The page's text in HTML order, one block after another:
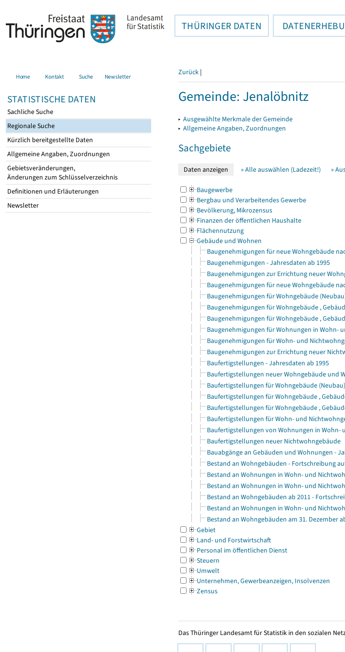
THÜRINGER DATEN
Home Kontakt Suche Newsletter
STATISTISCHE DATEN
Sachliche Suche
Regionale Suche
Kürzlich bereitgestellte Daten
Allgemeine Angaben, Zuordnungen
Gebietsveränderungen,
Änderungen zum Schlüsselverzeichnis
Definitionen und Erläuterungen
Newsletter
Zurück |
Gemeinde: Jenalöbnitz
▸ Ausgewählte Merkmale der Gemeinde
▸ Allgemeine Angaben, Zuordnungen
Sachgebiete
» Alle auswählen (Ladezeit!) »
Baugewerbe
Bergbau und Verarbeitendes Gewerbe
Bevölkerung, Mikrozensus
Finanzen der öffentlichen Haushalte
Flächennutzung
Gebäude und Wohnen
Baugenehmigungen für neue Wohngebäude
Baugenehmigungen - Jahresdaten ab 1995
Baugenehmigungen zur Errichtung neuer
Baugenehmigungen für neue Wohngebäude
Baugenehmigungen für Wohngebäude
Baugenehmigungen für Wohngebäude ,
Baugenehmigungen für Wohngebäude ,
Baugenehmigungen für Wohnungen in Wohn-
Baugenehmigungen für Wohn- und
Baugenehmigungen zur Errichtung neuer
Baufertigstellungen - Jahresdaten ab 1995
Baufertigstellungen neuer Wohngebäude und
Baufertigstellungen für Wohngebäude
Baufertigstellungen für Wohngebäude ,
Baufertigstellungen für Wohngebäude ,
Baufertigstellungen für Wohn- und
Baufertigstellungen von Wohnungen in Wohn-
Baufertigstellungen neuer Nichtwohngebäude
Bauabgänge an Gebäuden und Wohnungen -
Bestand an Wohngebäuden - Fortschreibung
Bestand an Wohnungen in Wohn- und
Bestand an Wohnungen in Wohn- und
Bestand an Wohngebäuden ab 2011 -
Bestand an Wohnungen in Wohn- und
Bestand an Wohngebäuden am 31. Dezember
Gebiet
Land- und Forstwirtschaft
Personal im öffentlichen Dienst
Steuern
Umwelt
Unternehmen, Gewerbeanzeigen, Insolvenzen
Zensus
Das Thüringer Landesamt für Statistik in den sozialen